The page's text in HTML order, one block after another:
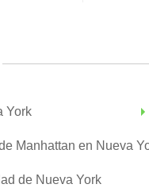
York
Manhattan en Nueva
de Nueva York